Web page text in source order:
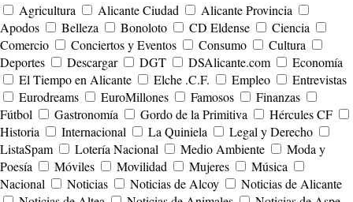
Agricultura
Alicante Ciudad
Alicante Provincia
Apodos
Belleza Bonoloto CD Eldense
Ciencia
Comercio
Conciertos y Eventos Consumo
Cultura
Deportes
Descargar DGT DSAlicante.com
Economía
El Tiempo en Alicante
Elche .C.F. Empleo
Entrevistas
Eurodreams
EuroMillones Famosos
Finanzas
Fútbol
Gastronomía Gordo de la Primitiva
Hércules CF
Historia
Internacional La Quiniela
Legal y Derecho
ListaSpam
Lotería Nacional Medio Ambiente
Moda y
Poesía
Móviles Movilidad Mujeres
Música
Nacional
Noticias Noticias de Alcoy
Noticias de Alicante